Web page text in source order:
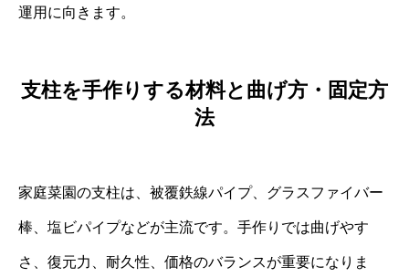
運用に向きます。
支柱を手作りする材料と曲げ方・固定方
法
家庭菜園の支柱は、被覆鉄線パイプ、グラスファイバー
棒、塩ビパイプなどが主流です。手作りでは曲げやす
さ、復元力、耐久性、価格のバランスが重要になりま